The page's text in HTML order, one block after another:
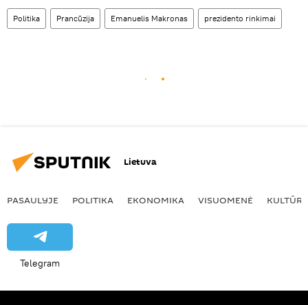
Politika Prancūzija Emanuelis Makronas prezidento rinkimai
Lietuva
PASAULYJE POLITIKA EKONOMIKA VISUOMENĖ KULTŪRA
Telegram